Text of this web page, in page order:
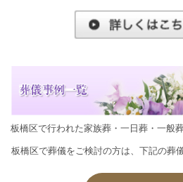
板橋区で行われた家族葬・一日葬・一般
板橋区で葬儀をご検討の方は、下記の葬